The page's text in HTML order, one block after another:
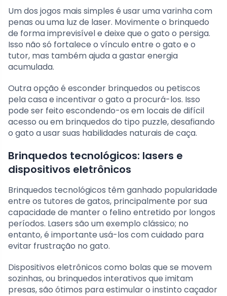
Um dos jogos mais simples é usar uma varinha com
penas ou uma luz de laser. Movimente o brinquedo
de forma imprevisível e deixe que o gato o persiga.
Isso não só fortalece o vínculo entre o gato e o
tutor, mas também ajuda a gastar energia
acumulada.
Outra opção é esconder brinquedos ou petiscos
pela casa e incentivar o gato a procurá-los. Isso
pode ser feito escondendo-os em locais de difícil
acesso ou em brinquedos do tipo puzzle, desafiando
o gato a usar suas habilidades naturais de caça.
Brinquedos tecnológicos: lasers e
dispositivos eletrônicos
Brinquedos tecnológicos têm ganhado popularidade
entre os tutores de gatos, principalmente por sua
capacidade de manter o felino entretido por longos
períodos. Lasers são um exemplo clássico; no
entanto, é importante usá-los com cuidado para
evitar frustração no gato.
Dispositivos eletrônicos como bolas que se movem
sozinhas, ou brinquedos interativos que imitam
presas, são ótimos para estimular o instinto caçador